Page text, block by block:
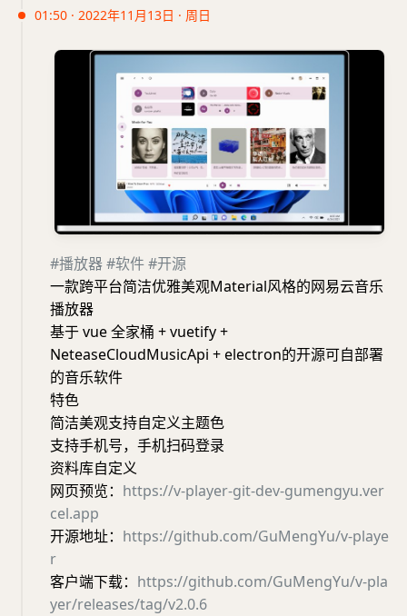
01:50 · 2022年11月13日 · 周日
#播放器#软件#开源
一款跨平台简洁优雅美观Material风格的网易云音乐
播放器
基于 vue 全家桶 + vuetify +
NeteaseCloudMusicApi + electron的开源可自部署
的音乐软件
特色
简洁美观支持自定义主题色
支持手机号，手机扫码登录
资料库自定义
网页预览： https://v-player-git-dev-gumengyu.ver
cel.app
开源地址： https://github.com/GuMengYu/v-playe
r
客户端下载： https://github.com/GuMengYu/v-pla
yer/releases/tag/v2.0.6